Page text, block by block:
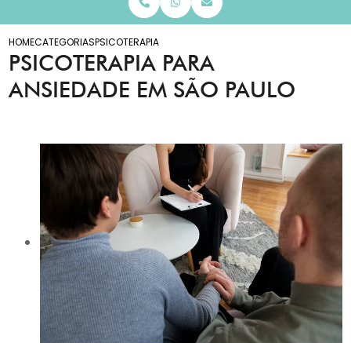
HOMECATEGORIASPSICOTERAPIA ANSIEDADE SAO PAULO
PSICOTERAPIA PARA
ANSIEDADE EM SÃO PAULO